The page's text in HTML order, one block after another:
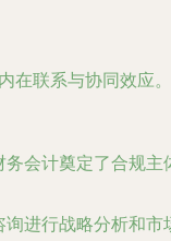
在联系与协同效应。
会计奠定了合规主
进行战略分析和市